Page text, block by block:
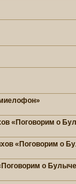
«Поговорим о
«Поговорим о
о